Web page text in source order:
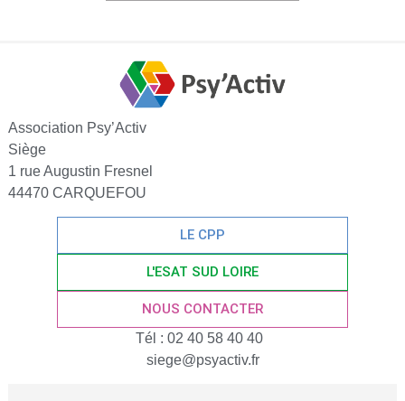
Association Psy’Activ
Siège
1 rue Augustin Fresnel
44470 CARQUEFOU
LE CPP
L'ESAT SUD LOIRE
NOUS CONTACTER
Tél : 02 40 58 40 40
siege@psyactiv.fr